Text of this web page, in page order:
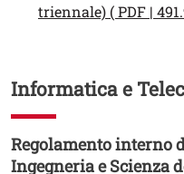
triennale) ( PDF |
Informatica e
Regolamento interno
Ingegneria e Scienza